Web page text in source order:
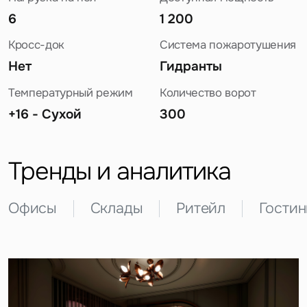
6 1 200
Кросс-док
Нет
Система пожаротушения
Гидранты
Температурный режим
+16 - Сухой
Количество ворот
300
Тренды и аналитика
Офисы Склады Ритейл
Задайте свой вопрос
Предложение
Это обязательное поле